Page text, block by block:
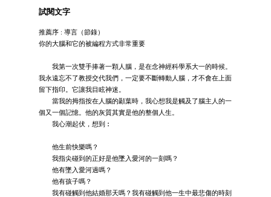
試閱文字
推薦序 : 導言（節錄）
你的大腦和它的被編程方式非常重要
我第一次雙手捧著一顆人腦，是在念神經科學系大一的時候。
我永遠忘不了教授交代我們，一定要不斷轉動人腦，才不會在上面
留下指印。它讓我目眩神迷。
當我的拇指按在人腦的顳葉時，我心想我是觸及了腦主人的一
個又一個記憶。他的灰質其實是他的整個人生。
我心潮起伏，想到︰
他生前快樂嗎？
我指尖碰到的正好是他墜入愛河的一刻嗎？
他有墜入愛河過嗎？
他有孩子嗎？
我有碰觸到他結婚那天嗎？我有碰觸到他一生中最悲傷的時刻